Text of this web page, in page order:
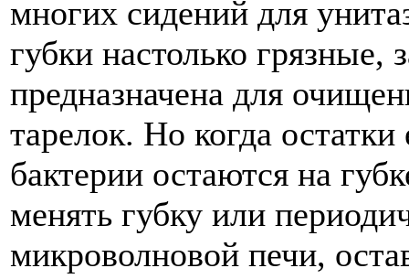
многих сидений для
губки настолько грязные,
предназначена для
тарелок. Но когда
бактерии остаются на
менять губку или
микроволновой печи,